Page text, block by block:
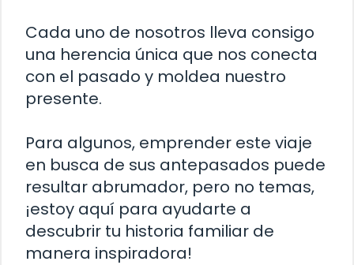
Cada uno de nosotros lleva consigo
una herencia única que nos conecta
con el pasado y moldea nuestro
presente.
Para algunos, emprender este viaje
en busca de sus antepasados puede
resultar abrumador, pero no temas,
¡estoy aquí para ayudarte a
descubrir tu historia familiar de
manera inspiradora!